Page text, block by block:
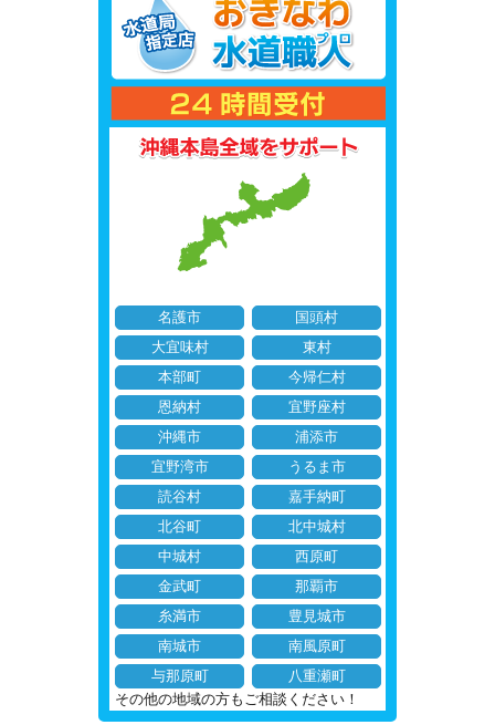
名護市
国頭村
大宜味村
東村
本部町
今帰仁村
恩納村
宜野座村
沖縄市
浦添市
宜野湾市
うるま市
読谷村
嘉手納町
北谷町
北中城村
中城村
西原町
金武町
那覇市
糸満市
豊見城市
南城市
南風原町
与那原町
八重瀬町
その他の地域の方もご相談ください！